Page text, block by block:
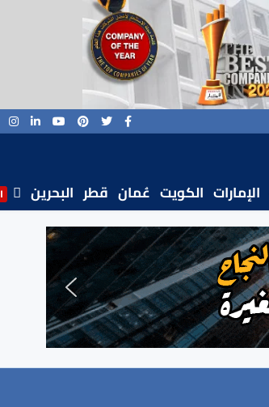
الإمارات الكويت عُمان قطر البحرين